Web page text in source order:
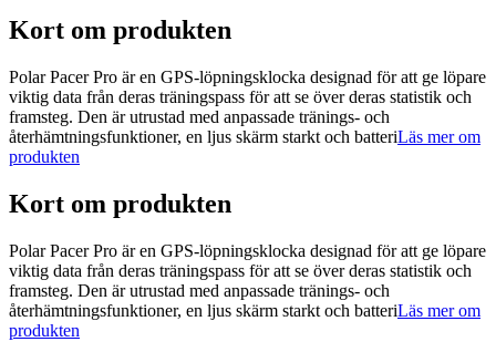
Kort om produkten
Polar Pacer Pro är en GPS-löpningsklocka designad för att ge löpare
viktig data från deras träningspass för att se över deras statistik och
framsteg. Den är utrustad med anpassade tränings- och
återhämtningsfunktioner, en ljus skärm starkt och batteriLäs mer om
produkten
Kort om produkten
Polar Pacer Pro är en GPS-löpningsklocka designad för att ge löpare
viktig data från deras träningspass för att se över deras statistik och
framsteg. Den är utrustad med anpassade tränings- och
återhämtningsfunktioner, en ljus skärm starkt och batteriLäs mer om
produkten